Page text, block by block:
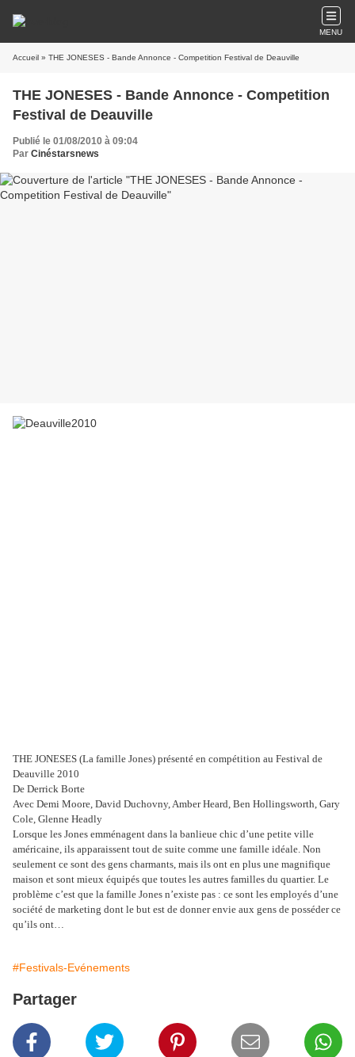
MENU
Accueil » THE JONESES - Bande Annonce - Competition Festival de Deauville
THE JONESES - Bande Annonce - Competition
Festival de Deauville
Publié le 01/08/2010 à 09:04
Par Cinéstarsnews
THE JONESES (La famille Jones) présenté en compétition au Festival de
Deauville 2010
De Derrick Borte
Avec Demi Moore, David Duchovny, Amber Heard, Ben Hollingsworth, Gary
Cole, Glenne Headly
Lorsque les Jones emménagent dans la banlieue chic d’une petite ville
américaine, ils apparaissent tout de suite comme une famille idéale. Non
seulement ce sont des gens charmants, mais ils ont en plus une magnifique
maison et sont mieux équipés que toutes les autres familles du quartier. Le
problème c’est que la famille Jones n’existe pas : ce sont les employés d’une
société de marketing dont le but est de donner envie aux gens de posséder ce
qu’ils ont…
#Festivals-Evénements
Partager